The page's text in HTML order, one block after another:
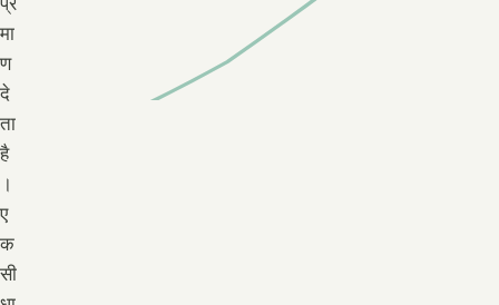
मा
ण
दे
ता
है
।
ए
क
सी